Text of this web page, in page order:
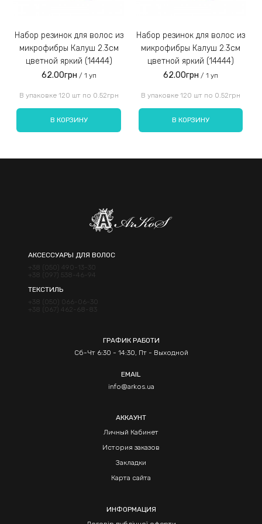
Набор резинок для волос из
микрофибры Калуш 2.3см
цветной яркий (14444)
62.00грн / 1 уп
В упаковке 120 шт по 0.52грн
В КОРЗИНУ
Набор резинок для волос из
микрофибры Калуш 2.3см
цветной яркий (14444)
62.00грн / 1 уп
В упаковке 120 шт по 0.52грн
В КОРЗИНУ
АКСЕССУАРЫ ДЛЯ ВОЛОС
+38 (050) 490-13-30
+38 (097) 538-46-94
ТЕКСТИЛЬ
+38 (050) 066-06-30
+38 (067) 462-68-83
ГРАФИК РАБОТИ
Сб-Чт 6:30 - 14:30, Пт - Выходной
EMAIL
info@arkos.ua
АККАУНТ
Личный Кабинет
История заказов
Закладки
Карта сайта
ИНФОРМАЦИЯ